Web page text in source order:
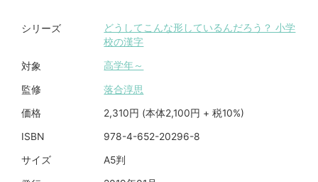
シリーズ
どうしてこんな形しているんだろう？ 小学
校の漢字
対象 高学年～
監修 落合淳思
価格 2,310円 (本体2,100円 + 税10%)
ISBN 978-4-652-20296-8
サイズ A5判